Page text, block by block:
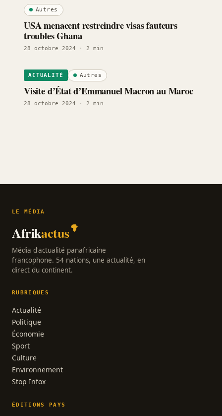
Autres
USA menacent restreindre visas fauteurs
troubles Ghana
28 octobre 2024 · 2 min
ACTUALITÉ Autres
Visite d’État d’Emmanuel Macron au Maroc
28 octobre 2024 · 2 min
LE MÉDIA
Afrikactus
Média d'actualité panafricaine
francophone. 54 nations, une actualité, en
direct du continent.
RUBRIQUES
Actualité
Politique
Économie
Sport
Culture
Environnement
Stop Infox
ÉDITIONS PAYS